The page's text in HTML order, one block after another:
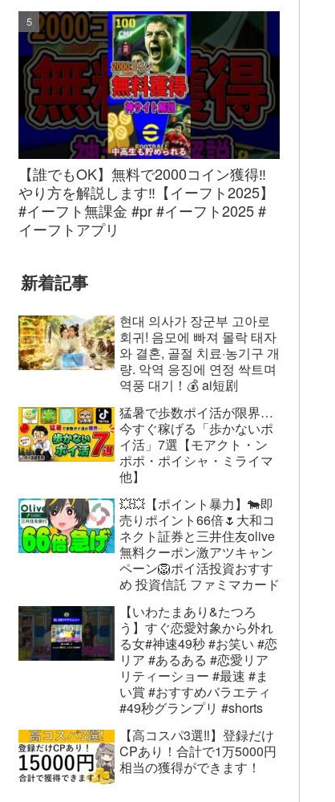
【誰でもOK】無料で2000コイン獲得‼︎
やり方を解説します‼︎【イーフト2025】
#イーフト無課金 #pr #イーフト2025 #
イーフトアプリ
新着記事
현대 의사가 장군부 고아로
회귀! 음모에 빠져 몰락 태자
와 결혼, 골절 치료·농기구 개
량. 악역 응징에 연정 싹트며
역풍 대기！💰 ai短剧
猛暑で歩数ポイ活が限界…
今すぐ稼げる「歩かないポ
イ活」7選【モアクト・ン
ポポ・ポイシャ・ミライマ
他】
💥💥【ポイント暴力】🐄即
売りポイント66倍🌷大和コ
ネクト証券と三井住友olive
無料クーポン激アツキャン
ペーン🦁ポイ活投資おすす
め 投資信託 ファミマカード
【いわたまあり&たつろ
う】すぐ恋愛対象から外れ
る女#神速49秒 #お笑い #恋
リア #あるある #恋愛リア
リティーショー #最速 #ま
い賞 #おすすめバラエティ
#49秒グランプリ #shorts
【高コスパ3選‼】登録だけ
CPあり！合計で1万5000円
相当の獲得ができます！